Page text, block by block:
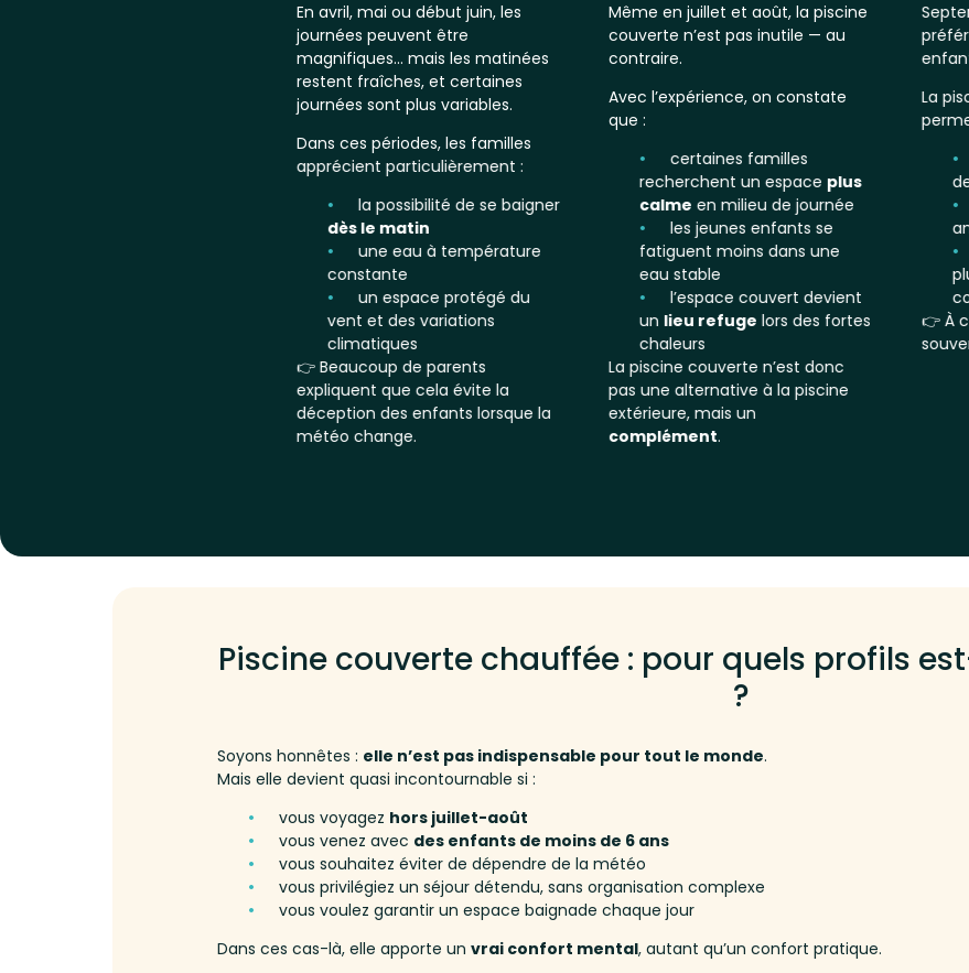
En avril, mai ou début juin, les
journées peuvent être
magnifiques… mais les matinées
restent fraîches, et certaines
journées sont plus variables.
Dans ces périodes, les familles
apprécient particulièrement :
la possibilité de se baigner
dès le matin
une eau à température
constante
un espace protégé du
vent et des variations
climatiques
👉 Beaucoup de parents
expliquent que cela évite la
déception des enfants lorsque la
météo change.
Même en juillet et août, la piscine
couverte n’est pas inutile — au
contraire.
Avec l’expérience, on constate
que :
certaines familles
recherchent un espaceplus
calme en milieu de journée
les jeunes enfants se
fatiguent moins dans une
eau stable
l’espace couvert devient
unlieu refuge lors des fortes
chaleurs
La piscine couverte n’est donc
pas une alternative à la piscine
extérieure, mais un
complément.
La
👉 À
Piscine couverte chauffée : pour quels profils
?
Soyons honnêtes : elle n’est pas indispensable pour tout le monde.
Mais elle devient quasi incontournable si :
vous voyagez hors juillet-août
vous venez avec des enfants de moins de 6 ans
vous souhaitez éviter de dépendre de la météo
vous privilégiez un séjour détendu, sans organisation complexe
vous voulez garantir un espace baignade chaque jour
Dans ces cas-là, elle apporte un vrai confort mental, autant qu’un confort pratique.